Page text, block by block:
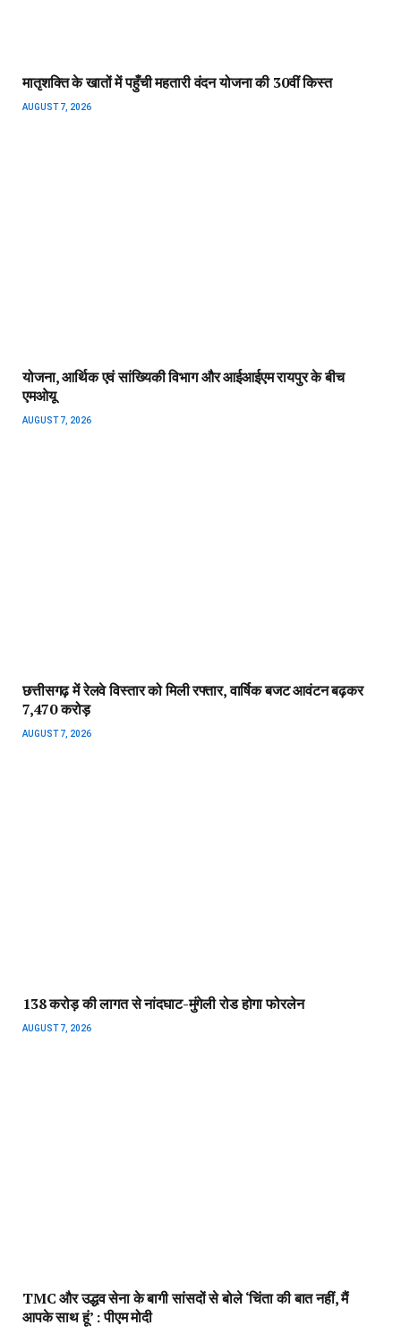
मातृशक्ति के खातों में पहुँची महतारी वंदन योजना की 30वीं किस्त
AUGUST 7, 2026
योजना, आर्थिक एवं सांख्यिकी विभाग और आईआईएम रायपुर के बीच
एमओयू
AUGUST 7, 2026
छत्तीसगढ़ में रेलवे विस्तार को मिली रफ्तार, वार्षिक बजट आवंटन बढ़कर
₹7,470 करोड़
AUGUST 7, 2026
138 करोड़ की लागत से नांदघाट-मुंगेली रोड होगा फोरलेन
AUGUST 7, 2026
TMC और उद्धव सेना के बागी सांसदों से बोले ‘चिंता की बात नहीं, मैं
आपके साथ हूं’ : पीएम मोदी